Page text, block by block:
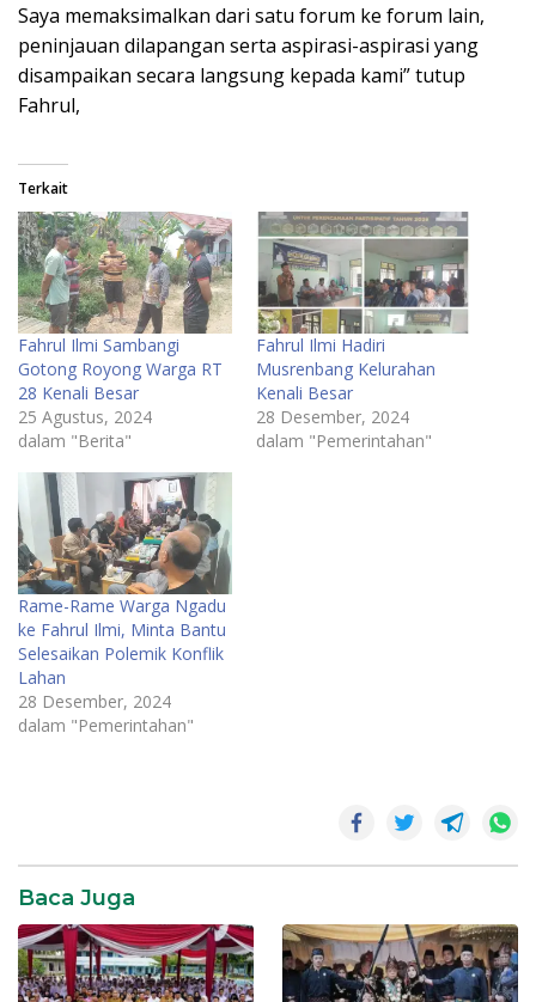
Saya memaksimalkan dari satu forum ke forum lain,
peninjauan dilapangan serta aspirasi-aspirasi yang
disampaikan secara langsung kepada kami” tutup
Fahrul,
Terkait
Fahrul Ilmi Sambangi
Gotong Royong Warga RT
28 Kenali Besar
25 Agustus, 2024
dalam "Berita"
Fahrul Ilmi Hadiri
Musrenbang Kelurahan
Kenali Besar
28 Desember, 2024
dalam "Pemerintahan"
Rame-Rame Warga Ngadu
ke Fahrul Ilmi, Minta Bantu
Selesaikan Polemik Konflik
Lahan
28 Desember, 2024
dalam "Pemerintahan"
Jambi
Baca Juga